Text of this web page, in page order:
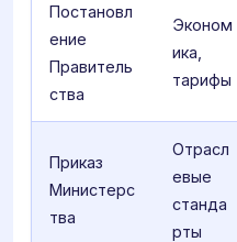
Постановл
ение
Правитель
ства
Эконом
ика,
тарифы
Приказ
Министерс
тва
Отрасл
евые
станда
рты